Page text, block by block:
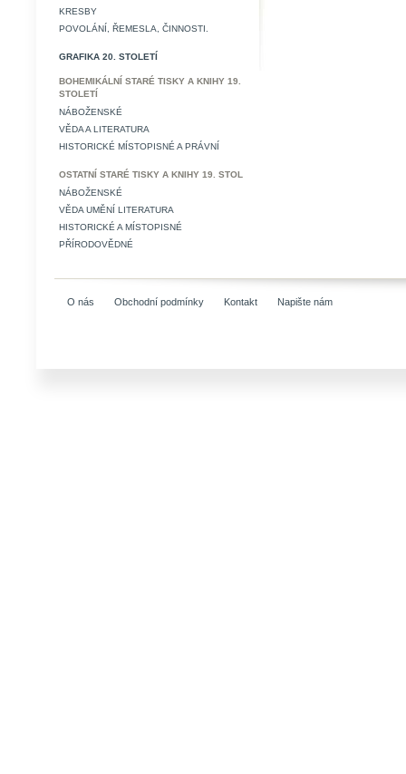
KRESBY
POVOLÁNÍ, ŘEMESLA, ČINNOSTI.
GRAFIKA 20. STOLETÍ
BOHEMIKÁLNÍ STARÉ TISKY A KNIHY 19.
STOLETÍ
NÁBOŽENSKÉ
VĚDA A LITERATURA
HISTORICKÉ MÍSTOPISNÉ A PRÁVNÍ
OSTATNÍ STARÉ TISKY A KNIHY 19. STOL
NÁBOŽENSKÉ
VĚDA UMĚNÍ LITERATURA
HISTORICKÉ A MÍSTOPISNÉ
PŘÍRODOVĚDNÉ
O nás Obchodní podmínky Kontakt Napište nám